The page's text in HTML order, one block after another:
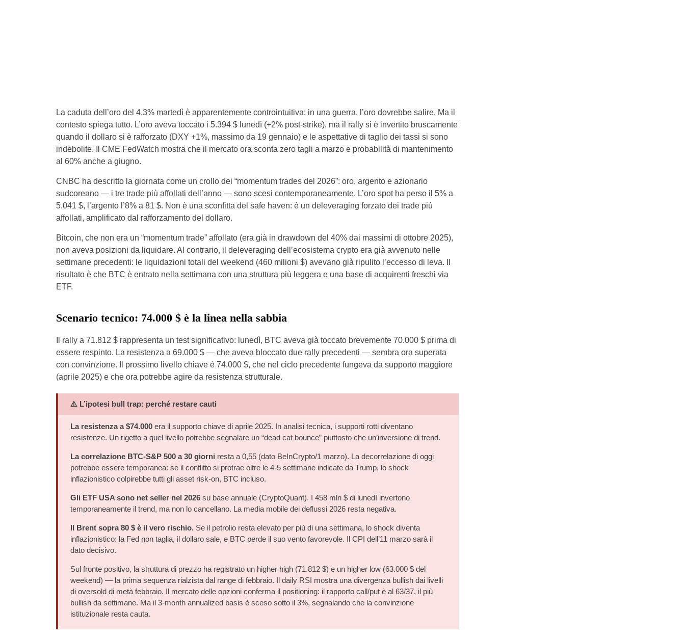
La caduta dell’oro del 4,3% martedì è apparentemente controintuitiva: in una guerra, l’oro dovrebbe salire. Ma il
contesto spiega tutto. L’oro aveva toccato i 5.394 $ lunedì (+2% post-strike), ma il rally si è invertito bruscamente
quando il dollaro si è rafforzato (DXY +1%, massimo da 19 gennaio) e le aspettative di taglio dei tassi si sono
indebolite. Il CME FedWatch mostra che il mercato ora sconta zero tagli a marzo e probabilità di mantenimento
al 60% anche a giugno.
CNBC ha descritto la giornata come un crollo dei “momentum trades del 2026”: oro, argento e azionario
sudcoreano — i tre trade più affollati dell’anno — sono scesi contemporaneamente. L’oro spot ha perso il 5% a
5.041 $, l’argento l’8% a 81 $. Non è una sconfitta del safe haven: è un deleveraging forzato dei trade più
affollati, amplificato dal rafforzamento del dollaro.
Bitcoin, che non era un “momentum trade” affollato (era già in drawdown del 40% dai massimi di ottobre 2025),
non aveva posizioni da liquidare. Al contrario, il deleveraging dell’ecosistema crypto era già avvenuto nelle
settimane precedenti: le liquidazioni totali del weekend (460 milioni $) avevano già ripulito l’eccesso di leva. Il
risultato è che BTC è entrato nella settimana con una struttura più leggera e una base di acquirenti freschi via
ETF.
Scenario tecnico: 74.000 $ è la linea nella sabbia
Il rally a 71.812 $ rappresenta un test significativo: lunedì, BTC aveva già toccato brevemente 70.000 $ prima di
essere respinto. La resistenza a 69.000 $ — che aveva bloccato due rally precedenti — sembra ora superata
con convinzione. Il prossimo livello chiave è 74.000 $, che nel ciclo precedente fungeva da supporto maggiore
(aprile 2025) e che ora potrebbe agire da resistenza strutturale.
⚠️ L’ipotesi bull trap: perché restare cauti
La resistenza a $74.000era il supporto chiave di aprile 2025. In analisi tecnica, i supporti rotti diventano
resistenze. Un rigetto a quel livello potrebbe segnalare un “dead cat bounce” piuttosto che un’inversione di trend.
La correlazione BTC-S&P 500 a 30 giorni resta a 0,55 (dato BeInCrypto/1 marzo). La decorrelazione di oggi
potrebbe essere temporanea: se il conflitto si protrae oltre le 4-5 settimane indicate da Trump, lo shock
inflazionistico colpirebbe tutti gli asset risk-on, BTC incluso.
Gli ETF USA sono net seller nel 2026su base annuale (CryptoQuant). I 458 mln $ di lunedì invertono
temporaneamente il trend, ma non lo cancellano. La media mobile dei deflussi 2026 resta negativa.
Il Brent sopra 80 $ è il vero rischio.Se il petrolio resta elevato per più di una settimana, lo shock diventa
inflazionistico: la Fed non taglia, il dollaro sale, e BTC perde il suo vento favorevole. Il CPI dell’11 marzo sarà il
dato decisivo.
Sul fronte positivo, la struttura di prezzo ha registrato un higher high (71.812 $) e un higher low (63.000 $ del
weekend) — la prima sequenza rialzista dal range di febbraio. Il daily RSI mostra una divergenza bullish dai livelli
di oversold di metà febbraio. Il mercato delle opzioni conferma il positioning: il rapporto call/put è al 63/37, il più
bullish da settimane. Ma il 3-month annualized basis è sceso sotto il 3%, segnalando che la convinzione
istituzionale resta cauta.